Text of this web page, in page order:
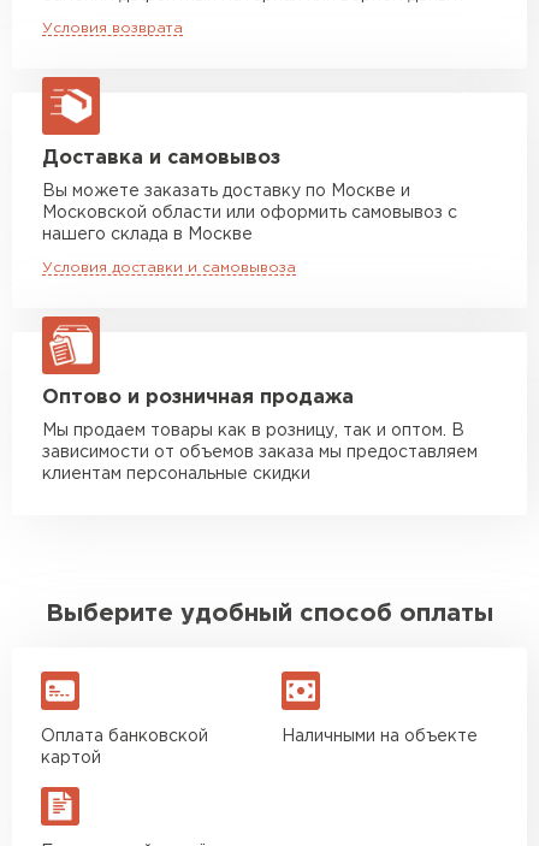
Доступна и не требует сложного ухода.
Долговечность: реальный срок службы до 50
макс. длина груза 13,5 м
Манипулятор до 5 тн
макс. длина груза 6 м
Манипулятор до 10 тн
макс. длина груза 8 м
Манипулятор до 20 тн
Условия возврата
Доставка и самовывоз
Вы можете заказать доставку по Москве и
Московской области или оформить самовывоз с
нашего склада в Москве
Условия доставки и самовывоза
Оптово и розничная продажа
Мы продаем товары как в розницу, так и оптом. В
зависимости от объемов заказа мы предоставляем
клиентам персональные скидки
Выберите удобный способ оплаты
Оплата банковской
картой
Наличными на объекте